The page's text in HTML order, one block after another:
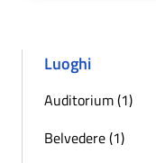
Luoghi
Auditorium (1)
Belvedere (1)